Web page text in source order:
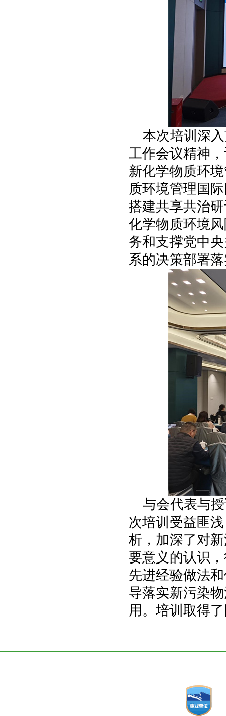
本次培训深
工作会议精神
新化学物质环
质环境管理国
搭建共享共治
化学物质环境
务和支撑党中
系的决策部署
与会代表与
次培训受益匪
析，加深了对
要意义的认识
先进经验做法
导落实新污染
用。培训取得